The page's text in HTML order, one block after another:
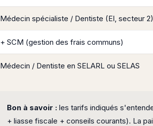
Médecin spécialiste / Dentiste (EI, secteur 2)
+ SCM (gestion des frais communs)
Médecin / Dentiste en SELARL ou SELAS
Bon à savoir : les tarifs indiqués
+ liasse fiscale + conseils courants). La